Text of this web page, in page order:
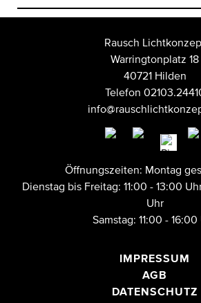
Rausch
Warringtonplatz 18
40721 Hilden
Telefon
Öffnungszeiten: Montag
Dienstag bis Freitag: 11:00 - 13:00
Uhr
Samstag: 11:00 - 16:00
IMPRESSUM
AGB
DATENSCHUTZ